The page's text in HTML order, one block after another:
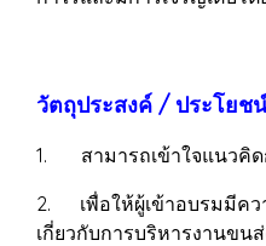
วัตถุประสงค์ / ประโยช
1. สามารถเข้าใจแนวคิด
2. เพื่อให้ผู้เข้าอบรมมีคว
เกี่ยวกับการบริหารงานขนส่